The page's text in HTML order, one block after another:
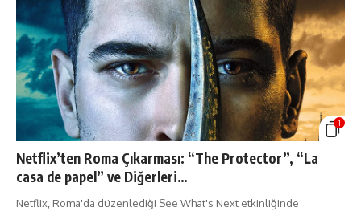
1
Netflix’ten Roma Çıkarması: “The Protector”, “La
casa de papel” ve Diğerleri…
Netflix, Roma'da düzenlediği See What's Next etkinliğinde